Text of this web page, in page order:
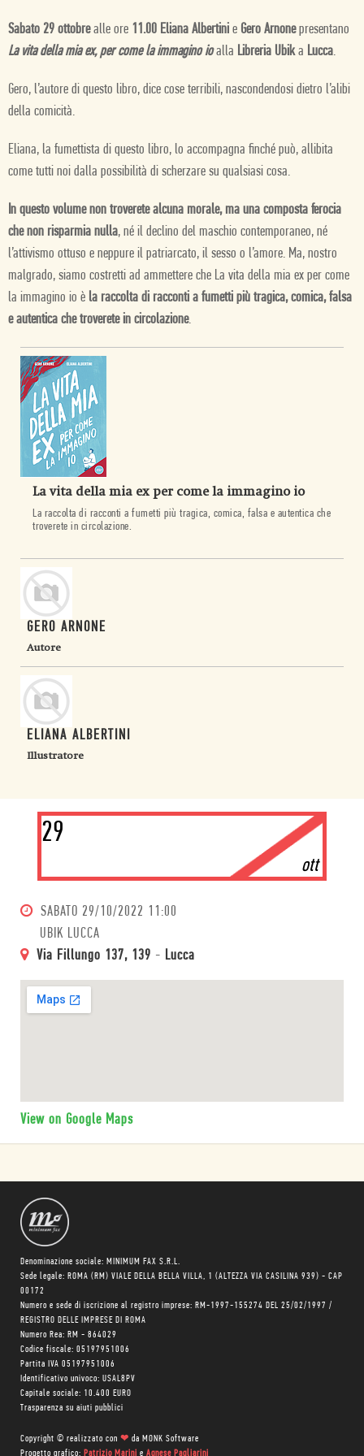
Sabato 29 ottobrealle ore 11.00 Eliana Albertini e Gero Arnonepresentano
La vita della mia ex, per come la immagino ioalla Libreria Ubika Lucca.
Gero, l’autore di questo libro, dice cose terribili, nascondendosi dietro l’alibi
della comicità.
Eliana, la fumettista di questo libro, lo accompagna finché può, allibita
come tutti noi dalla possibilità di scherzare su qualsiasi cosa.
In questo volume non troverete alcuna morale, ma una composta ferocia
che non risparmia nulla, né il declino del maschio contemporaneo, né
l’attivismo ottuso e neppure il patriarcato, il sesso o l’amore. Ma, nostro
malgrado, siamo costretti ad ammettere che La vita della mia ex per come
la immagino io è la raccolta di racconti a fumetti più tragica, comica, falsa
e autentica che troverete in circolazione.
La vita della mia ex per come la immagino io
La raccolta di racconti a fumetti più tragica, comica, falsa e autentica che
troverete in circolazione.
GERO ARNONE
Autore
ELIANA ALBERTINI
Illustratore
29
ott
SABATO 29/10/2022 11:00
UBIK LUCCA
Via Fillungo 137, 139 - Lucca
View on Google Maps
Denominazione sociale: MINIMUM FAX S.R.L.
Sede legale: ROMA (RM) VIALE DELLA BELLA VILLA, 1 (ALTEZZA VIA CASILINA 939) - CAP
00172
Numero e sede di iscrizione al registro imprese: RM-1997-155274 DEL 25/02/1997 /
REGISTRO DELLE IMPRESE DI ROMA
Numero Rea: RM - 864029
Codice fiscale: 05197951006
Partita IVA 05197951006
Identificativo univoco: USAL8PV
Capitale sociale: 10.400 EURO
Trasparenza su aiuti pubblici
Copyright © realizzato con ❤ da MONK Software
Progetto grafico: Patrizio Marini e Agnese Pagliarini